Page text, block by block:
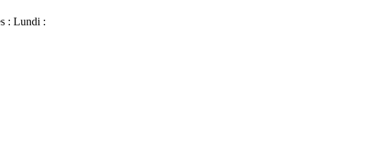
: Lundi :